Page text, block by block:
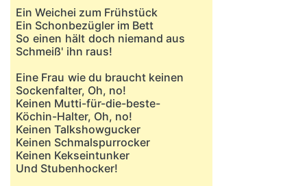
Ein Weichei zum Frühstück
Ein Schonbezügler im Bett
So einen hält doch niemand aus
Schmeiß' ihn raus!
Eine Frau wie du braucht keinen
Sockenfalter, Oh, no!
Keinen Mutti-für-die-beste-
Köchin-Halter, Oh, no!
Keinen Talkshowgucker
Keinen Schmalspurrocker
Keinen Kekseintunker
Und Stubenhocker!